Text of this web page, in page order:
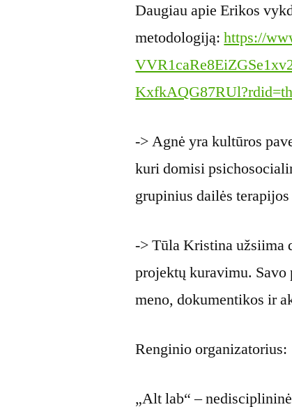
Daugiau apie Erikos
metodologiją:https://
-> Agnė yra kultūros
kuri domisi
grupinius dailės
-> Tūla Kristina
projektų kuravimu.
meno, dokumentikos ir
Renginio organizatorius:
„Alt lab“ –